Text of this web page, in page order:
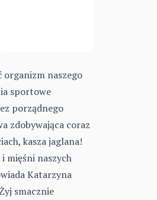
naszego
sportowe
porządnego
zdobywająca coraz
kasza jaglana!
mięśni naszych
Katarzyna
smacznie